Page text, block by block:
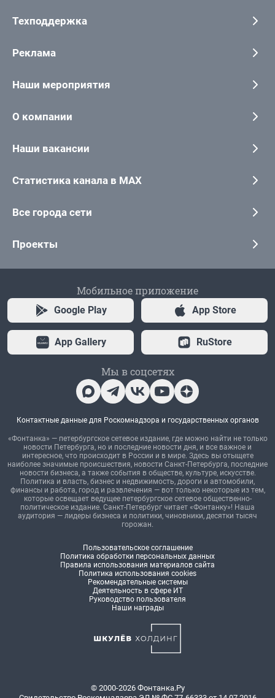
Техподдержка
Реклама
Наши мероприятия
О компании
Наши вакансии
Статистика канала в MAX
Все города сети
Проекты
Мобильное приложение
Google Play App Store
App Gallery RuStore
Мы в соцсетях
Контактные данные для Роскомнадзора и государственных органов
«Фонтанка» — петербургское сетевое издание, где можно найти не только
новости Петербурга, но и последние новости дня, и все важное и
интересное, что происходит в России и в мире. Здесь вы отыщете
наиболее значимые происшествия, новости Санкт-Петербурга, последние
новости бизнеса, а также события в обществе, культуре, искусстве.
Политика и власть, бизнес и недвижимость, дороги и автомобили,
финансы и работа, город и развлечения — вот только некоторые из тем,
которые освещает ведущее петербургское сетевое общественно-
политическое издание. Санкт-Петербург читает «Фонтанку»! Наша
аудитория — лидеры бизнеса и политики, чиновники, десятки тысяч
горожан.
Пользовательское соглашение
Политика обработки персональных данных
Правила использования материалов сайта
Политика использования cookies
Рекомендательные системы
Деятельность в сфере ИТ
Руководство пользователя
Наши награды
© 2000-2026 Фонтанка.Ру